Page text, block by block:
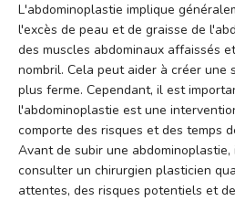
L'abdominoplastie implique
l'excès de peau et de graisse de
des muscles abdominaux affaissés
nombril. Cela peut aider à créer
plus ferme. Cependant, il est
l'abdominoplastie est une
comporte des risques et des temps
Avant de subir une
consulter un chirurgien plasticien
attentes, des risques potentiels et